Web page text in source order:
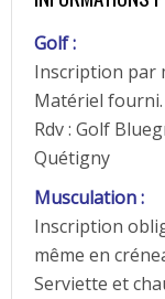
Golf :
Inscription par
Matériel fourni.
Rdv : Golf
Quétigny
Musculation :
Inscription
même en
Serviette et